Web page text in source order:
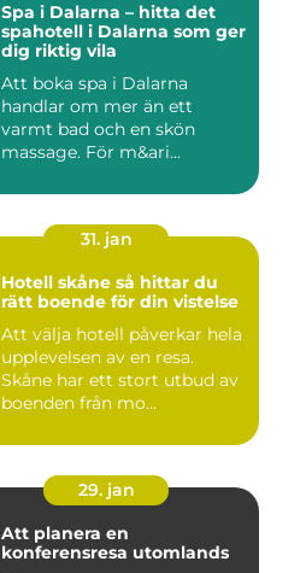
Spa i Dalarna – hitta det
spahotell i Dalarna som ger
dig riktig vila
Att boka spa i Dalarna
handlar om mer än ett
varmt bad och en skön
massage. För m&ari...
31. jan
Hotell skåne så hittar du
rätt boende för din vistelse
Att välja hotell påverkar hela
upplevelsen av en resa.
Skåne har ett stort utbud av
boenden från mo...
29. jan
Att planera en
konferensresa utomlands